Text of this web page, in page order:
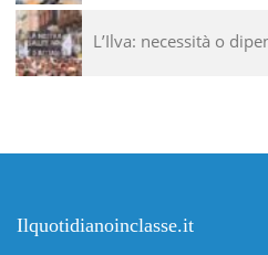
L’Ilva: necessità o
Ilquotidianoinclasse.it